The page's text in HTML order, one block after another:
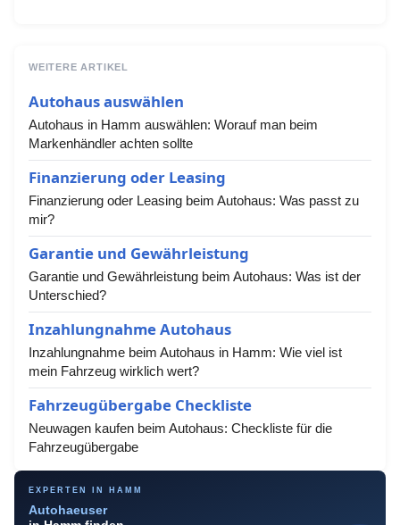
WEITERE ARTIKEL
Autohaus auswählen
Autohaus in Hamm auswählen: Worauf man beim
Markenhändler achten sollte
Finanzierung oder Leasing
Finanzierung oder Leasing beim Autohaus: Was passt zu
mir?
Garantie und Gewährleistung
Garantie und Gewährleistung beim Autohaus: Was ist der
Unterschied?
Inzahlungnahme Autohaus
Inzahlungnahme beim Autohaus in Hamm: Wie viel ist
mein Fahrzeug wirklich wert?
Fahrzeugübergabe Checkliste
Neuwagen kaufen beim Autohaus: Checkliste für die
Fahrzeugübergabe
EXPERTEN IN HAMM
Autohaeuser